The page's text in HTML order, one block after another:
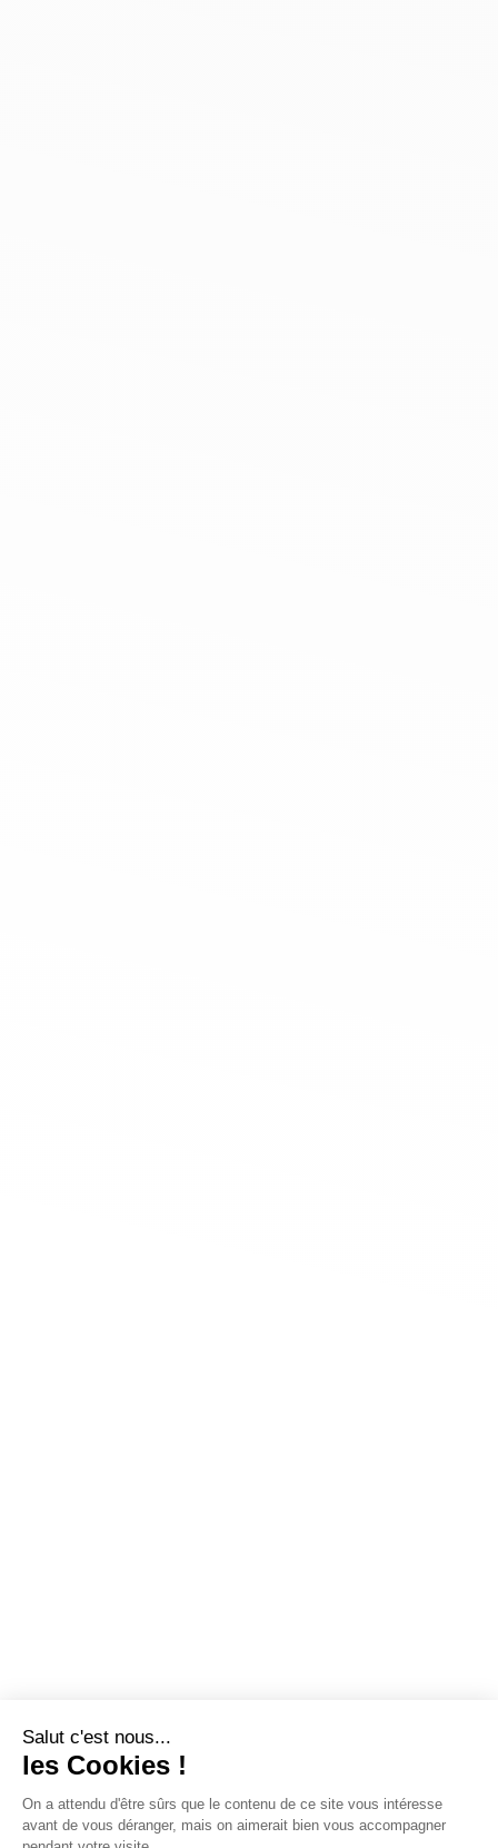
Salut c'est nous...
les Cookies !
On a attendu d'être sûrs que le contenu de ce site vous intéresse
avant de vous déranger, mais on aimerait bien vous accompagner